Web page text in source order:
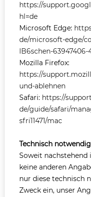
https://
hl=de
Microsoft Edge:
de/microsoft-edge/
lB6schen-63947406-
Mozilla Firefox:
https://
und-ablehnen
Safari: https://
de/guide/safari/
sfri11471/mac
Technisch
Soweit
keine anderen
nur diese technisch
Zweck ein, unser